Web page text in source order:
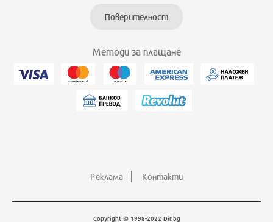
Поверителност
Методи за плащане
Реклама Контакти
Copyright © 1998-2022 Dir.bg